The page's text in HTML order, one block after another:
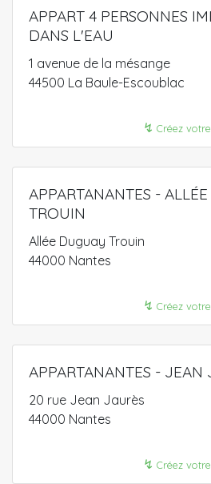
APPART 4 PERSONNES
DANS L'EAU
1 avenue de la mésange
44500 La Baule-Escoublac
↯ Créez
APPARTANANTES -
TROUIN
Allée Duguay Trouin
44000 Nantes
↯ Créez
APPARTANANTES - JEAN
20 rue Jean Jaurès
44000 Nantes
↯ Créez